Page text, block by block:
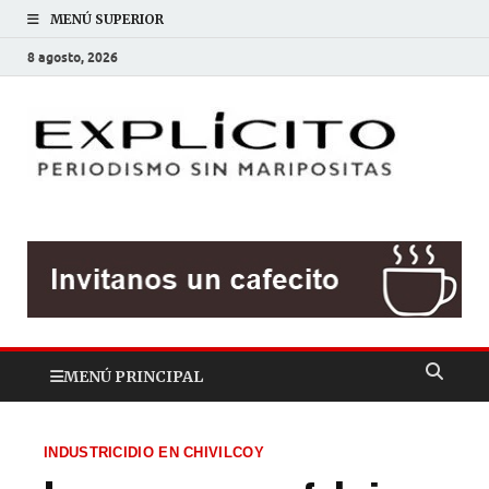
MENÚ SUPERIOR
8 agosto, 2026
MENÚ PRINCIPAL
INDUSTRICIDIO EN CHIVILCOY